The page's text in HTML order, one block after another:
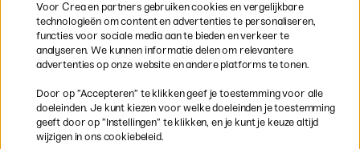
Ireland
Germany
UK
EU
gelden voor volumineuze producten.
Snel en veilig met creditcard of iDEAL
Voor Crea en partners gebruiken cookies en vergelijkbare
technologieën om content en advertenties te personaliseren,
functies voor sociale media aan te bieden en verkeer te
analyseren. We kunnen informatie delen om relevantere
advertenties op onze website en andere platforms te tonen.
Door op ”Accepteren” te klikken geef je toestemming voor alle
doeleinden. Je kunt kiezen voor welke doeleinden je toestemming
geeft door op ”Instellingen” te klikken, en je kunt je keuze altijd
wijzigen in ons cookiebeleid.